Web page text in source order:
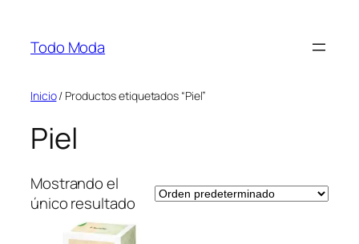
contenido
Todo Moda
Inicio/ Productos etiquetados “Piel”
Piel
Mostrando el
único resultado